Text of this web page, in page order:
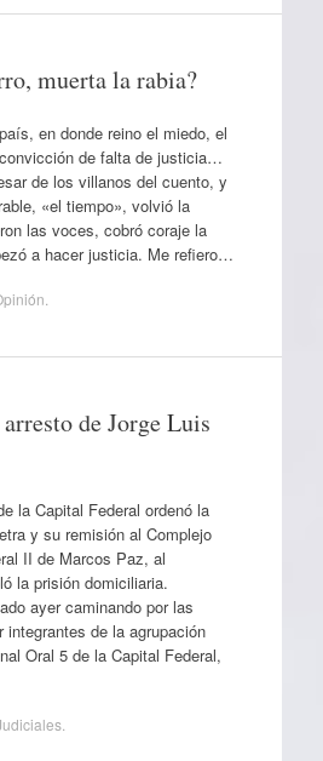
muerta la rabia?
en donde reino el miedo, el
de falta de justicia…
de los villanos del cuento, y
«el tiempo», volvió la
las voces, cobró coraje la
a hacer justicia. Me refiero…
de Jorge Luis
la Capital Federal ordenó la
y su remisión al Complejo
II de Marcos Paz, al
la prisión domiciliaria.
ayer caminando por las
integrantes de la agrupación
Oral 5 de la Capital Federal,
.